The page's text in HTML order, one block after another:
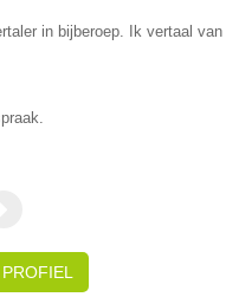
in bijberoep. Ik vertaal